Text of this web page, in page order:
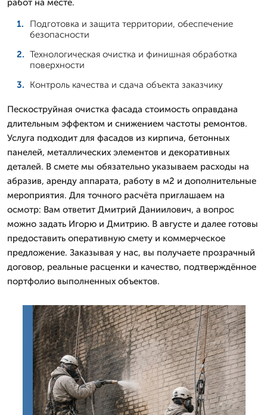
работ на месте.
Подготовка и защита территории, обеспечение
безопасности
Технологическая очистка и финишная обработка
поверхности
Контроль качества и сдача объекта заказчику
Пескоструйная очистка фасада стоимость оправдана
длительным эффектом и снижением частоты ремонтов.
Услуга подходит для фасадов из кирпича, бетонных
панелей, металлических элементов и декоративных
деталей. В смете мы обязательно указываем расходы на
абразив, аренду аппарата, работу в м2 и дополнительные
мероприятия. Для точного расчёта приглашаем на
осмотр: Вам ответит Дмитpий Даниилович, а вопрос
можно задать Игорю и Дмитрию. В августе и далее готовы
предоставить оперативную смету и коммерческое
предложение. Заказывая у нас, вы получаете прозрачный
договор, реальные расценки и качество, подтверждённое
портфолио выполненных объектов.